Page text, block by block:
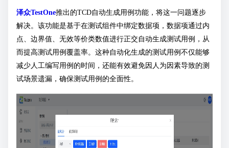
泽众TestOne推出的TCD自动生成用例功能，将这一问题逐步
解决。该功能是基于在测试组件中绑定数据项，数据项通过内
点、边界值、无效等价类数值进行正交自动生成测试用例，从
而提高测试用例覆盖率。这种自动化生成的测试用例不仅能够
减少人工编写用例的时间，还能有效避免因人为因素导致的测
试场景遗漏，确保测试用例的全面性。